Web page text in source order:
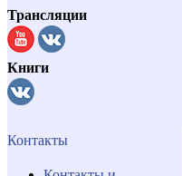
Трансляции
Книги
Контакты